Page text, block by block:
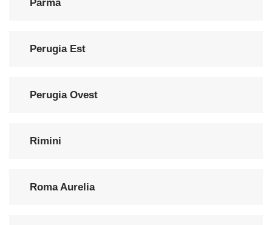
Parma
Perugia Est
Perugia Ovest
Rimini
Roma Aurelia